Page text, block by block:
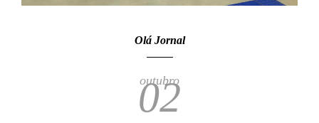
Olá Jornal
outubro
02